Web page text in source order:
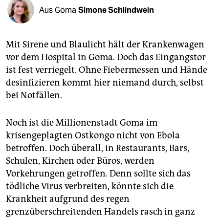
shop
fragen & hilfe
unterstützen
abo
genossenschaft
Aus Goma Simone Schlindwein
Mit Sirene und Blaulicht hält der Krankenwagen
vor dem Hospital in Goma. Doch das Eingangstor
ist fest verriegelt. Ohne Fiebermessen und Hände
desinfizieren kommt hier niemand durch, selbst
bei Notfällen.
Noch ist die Millionenstadt Goma im
krisengeplagten Ostkongo nicht von Ebola
betroffen. Doch überall, in Restaurants, Bars,
Schulen, Kirchen oder Büros, werden
Vorkehrungen getroffen. Denn sollte sich das
tödliche Virus verbreiten, könnte sich die
Krankheit aufgrund des regen
grenzüberschreitenden Handels rasch in ganz